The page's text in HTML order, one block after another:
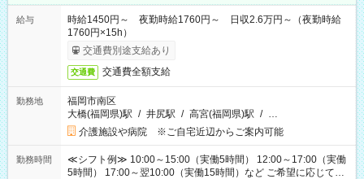
給与
時給1450円～ 夜勤時給1760円～ 日収2.6万円～（夜勤時給
1760円×15h）
交通費別途支給あり
交通費 交通費全額支給
勤務地
福岡市南区
大橋(福岡県)駅 / 井尻駅 / 高宮(福岡県)駅 / …
介護施設や病院 ※ご自宅近辺からご案内可能
勤務時間
≪シフト例≫ 10:00～15:00（実働5時間） 12:00～17:00（実働
5時間） 17:00～翌10:00（実働15時間）など ご希望に応じて、